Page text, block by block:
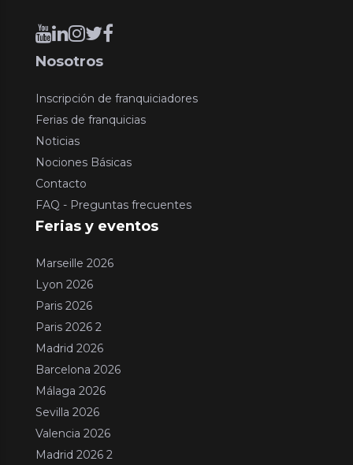
Nosotros
Inscripción de franquiciadores
Ferias de franquicias
Noticias
Nociones Básicas
Contacto
FAQ - Preguntas frecuentes
Ferias y eventos
Marseille 2026
Lyon 2026
Paris 2026
Paris 2026 2
Madrid 2026
Barcelona 2026
Málaga 2026
Sevilla 2026
Valencia 2026
Madrid 2026 2